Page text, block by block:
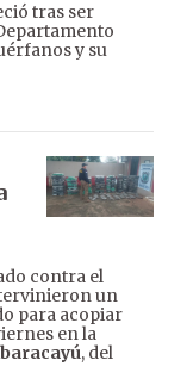
tras ser
y su
contra el
un
para acopiar
en la
, del